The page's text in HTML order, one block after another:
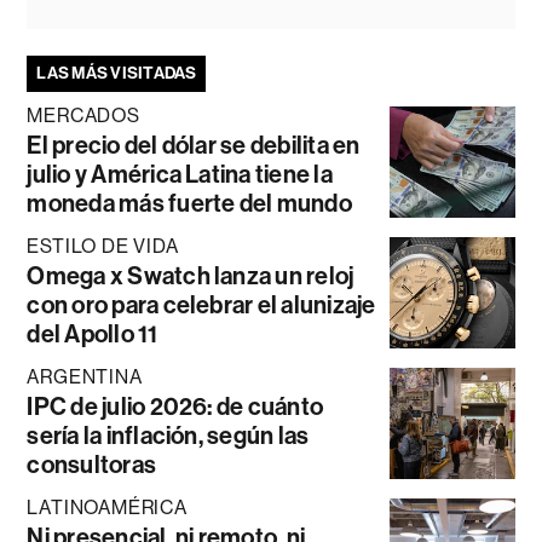
LAS MÁS VISITADAS
MERCADOS
El precio del dólar se debilita en
julio y América Latina tiene la
moneda más fuerte del mundo
ESTILO DE VIDA
Omega x Swatch lanza un reloj
con oro para celebrar el alunizaje
del Apollo 11
ARGENTINA
IPC de julio 2026: de cuánto
sería la inflación, según las
consultoras
LATINOAMÉRICA